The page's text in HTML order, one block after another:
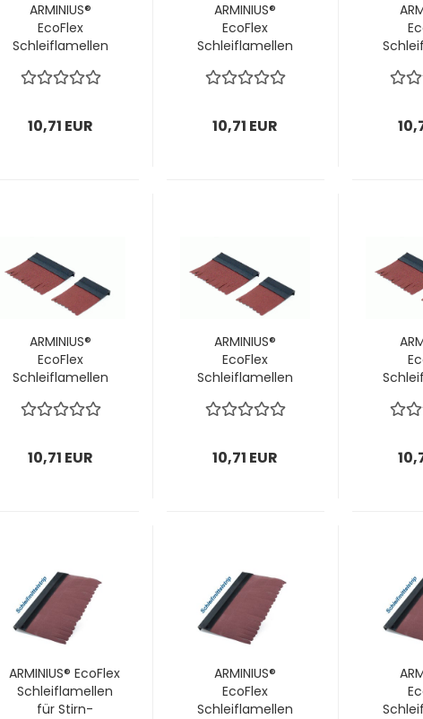
ARMINIUS®
EcoFlex
Schleiflamellen
Schleifbürsten
1 VPE = 14 Stück
10,71 EUR
ARMINIUS®
EcoFlex
Schleiflamellen
Schleifbürsten
1 VPE = 14 Stück
10,71 EUR
1 VPE
ARMINIUS®
EcoFlex
Schleiflamellen
Schleifbürsten
1 VPE = 14 Stück
10,71 EUR
ARMINIUS®
EcoFlex
Schleiflamellen
Schleifbürsten
P220; 1 VPE = 14
Stück
10,71 EUR
P240;
ARMINIUS® EcoFlex
Schleiflamellen
für Stirn-
ARMINIUS®
EcoFlex
Schleiflamellen